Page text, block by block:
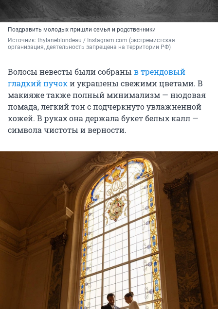
Поздравить молодых пришли семья и родственники
Источник: thylaneblondeau / Instagram.com (экстремистская
организация, деятельность запрещена на территории РФ)
Волосы невесты были собраны в трендовый
гладкий пучоки украшены свежими цветами. В
макияже также полный минимализм — нюдовая
помада, легкий тон с подчеркнуто увлажненной
кожей. В руках она держала букет белых калл —
символа чистоты и верности.